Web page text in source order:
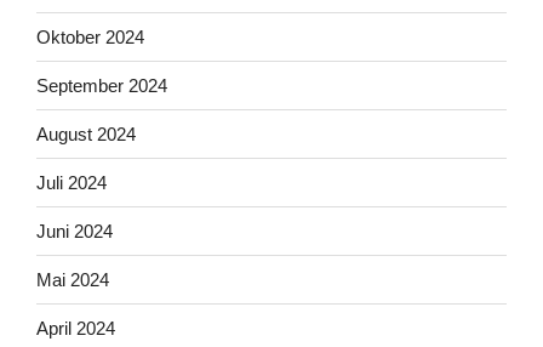
Oktober 2024
September 2024
August 2024
Juli 2024
Juni 2024
Mai 2024
April 2024